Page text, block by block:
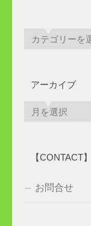
アーカイブ
【CONTACT】
お問合せ